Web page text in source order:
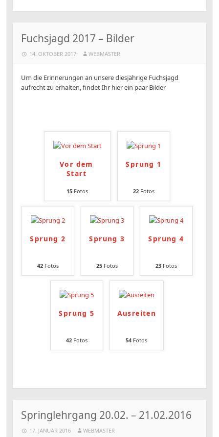
Fuchsjagd 2017 – Bilder
14. OKTOBER 2017 WEBMASTER
Um die Erinnerungen an unsere diesjährige Fuchsjagd
aufrecht zu erhalten, findet Ihr hier ein paar Bilder
Vor dem
Start
15 Fotos
Sprung 1
22Fotos
Sprung 2
42Fotos
Sprung 3
25Fotos
Sprung 4
23Fotos
Sprung 5
42Fotos
Ausreiten
54 Fotos
Springlehrgang 20.02. – 21.02.2016
17. JANUAR 2016 WEBMASTER